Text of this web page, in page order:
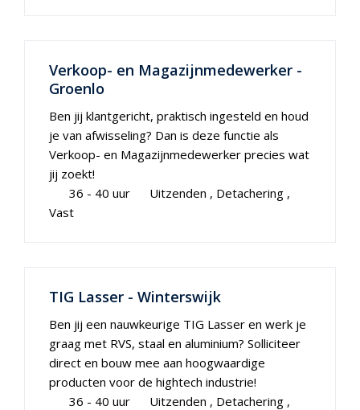
Verkoop- en Magazijnmedewerker -
Groenlo
Ben jij klantgericht, praktisch ingesteld en houd
je van afwisseling? Dan is deze functie als
Verkoop- en Magazijnmedewerker precies wat
jij zoekt!
36 - 40 uur
Uitzenden
Detachering
Vast
TIG Lasser - Winterswijk
Ben jij een nauwkeurige TIG Lasser en werk je
graag met RVS, staal en aluminium? Solliciteer
direct en bouw mee aan hoogwaardige
producten voor de hightech industrie!
36 - 40 uur
Uitzenden
Detachering